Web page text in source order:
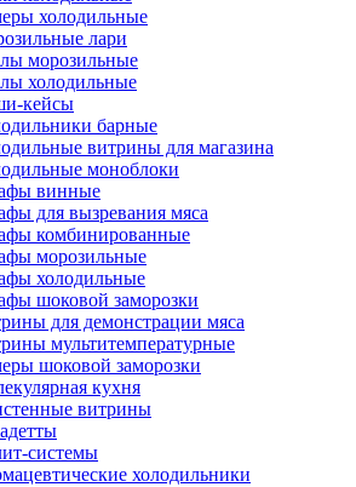
холодильные
лари
морозильные
холодильные
кейсы
барные
витрины для магазина
моноблоки
винные
для вызревания мяса
комбинированные
морозильные
холодильные
шоковой заморозки
для демонстрации мяса
мультитемпературные
шоковой заморозки
кухня
витрины
системы
холодильники